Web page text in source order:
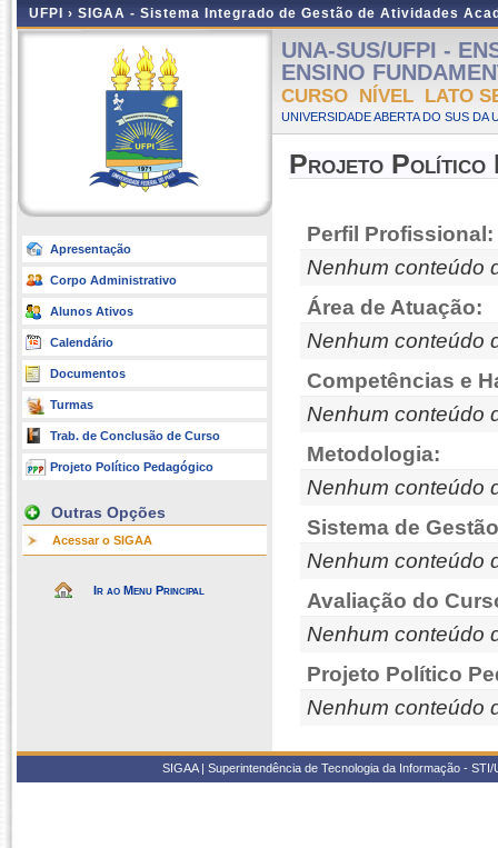
UFPI › SIGAA - Sistema Integrado de Gestão de Atividades
Apresentação
Corpo Administrativo
Alunos Ativos
Calendário
Documentos
Turmas
Trab. de Conclusão de Curso
Projeto Político Pedagógico
Outras Opções
Acessar o SIGAA
Ir ao Menu Principal
UNA-SUS/UFPI -
ENSINO
CURSO NÍVEL LATO
UNIVERSIDADE ABERTA DO SUS DA
Projeto Político
Perfil Profissional:
Nenhum conteúdo
Área de Atuação:
Nenhum conteúdo
Competências e
Nenhum conteúdo
Metodologia:
Nenhum conteúdo
Sistema de
Nenhum conteúdo
Avaliação do
Nenhum conteúdo
Projeto Político
Nenhum conteúdo
SIGAA | Superintendência de Tecnologia da Informação -